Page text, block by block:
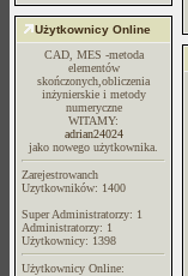
Użytkownicy Online
CAD, MES -metoda
elementów
skończonych,obliczenia
inżynierskie i metody
numeryczne
WITAMY:
adrian24024
jako nowego użytkownika.
Zarejestrowanch
Uzytkowników: 1400
Super Administratorzy: 1
Administratorzy: 1
Użytkownicy: 1398
Użytkownicy Online: